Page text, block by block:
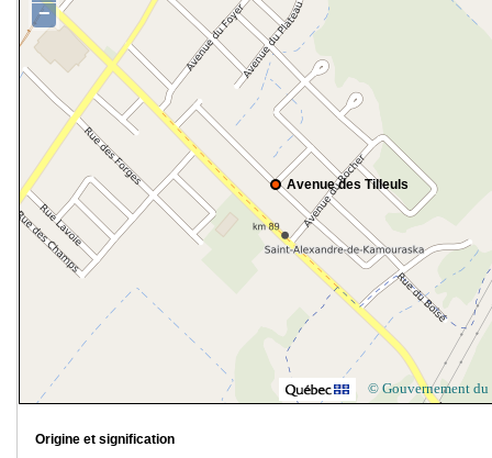
Avenue des Tilleuls
−
© Gouvernement du
Origine et signification